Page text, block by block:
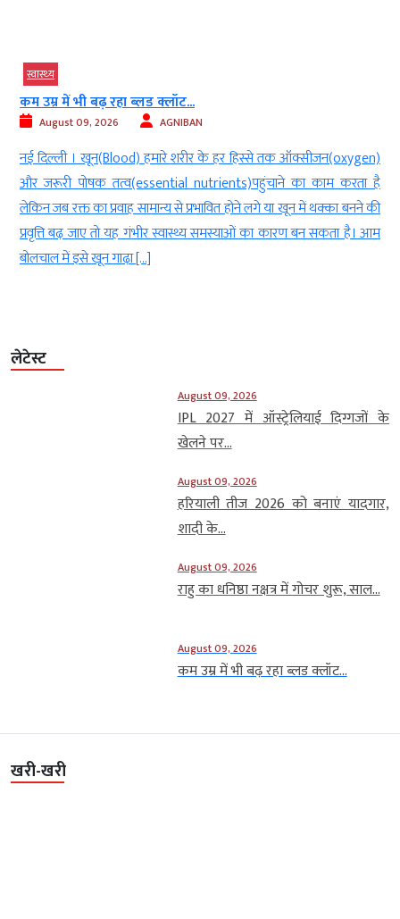
भी बढ़ रहा ब्लड क्लॉट...
09, 2026 AGNIBAN
। खून(Blood) हमारे शरीर के हर हिस्से तक ऑक्सीजन(oxygen)
पोषक तत्व(essential nutrients)पहुंचाने का काम करता है
रक्त का प्रवाह सामान्य से प्रभावित होने लगे या खून में थक्का बनने की
बढ़ जाए तो यह गंभीर स्वास्थ्य समस्याओं का कारण बन सकता है। आम
में इसे खून गाढ़ा […]
नई दिल्ली
होने जा
खगोलीय
राशि और
लेटेस्ट
August 09, 2026
IPL 2027 में ऑस्ट्रेलियाई दिग्गजों के
खेलने पर...
August 09, 2026
हरियाली तीज 2026 को बनाएं यादगार,
शादी के...
August 09, 2026
राहु का धनिष्ठा नक्षत्र में गोचर शुरू, साल...
August 09, 2026
कम उम्र में भी बढ़ रहा ब्लड क्लॉट...
खरी-खरी